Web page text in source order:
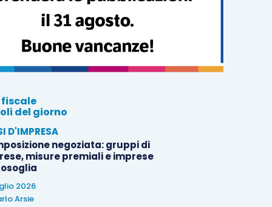
del giorno
D'IMPRESA
negoziata: gruppi di
misure premiali e imprese
2026
Arsie